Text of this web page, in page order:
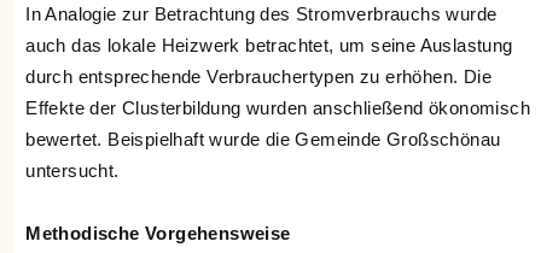
In Analogie zur Betrachtung des Stromverbrauchs wurde
auch das lokale Heizwerk betrachtet, um seine Auslastung
durch entsprechende Verbrauchertypen zu erhöhen. Die
Effekte der Clusterbildung wurden anschließend ökonomisch
bewertet. Beispielhaft wurde die Gemeinde Großschönau
untersucht.
Methodische Vorgehensweise